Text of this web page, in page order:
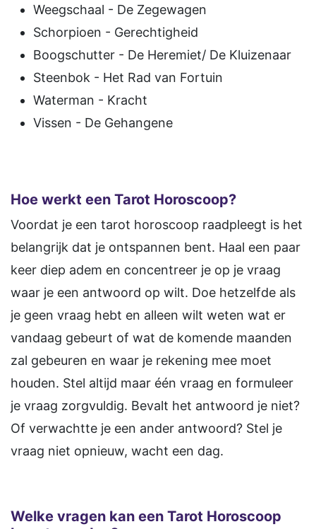
Weegschaal - De Zegewagen
Schorpioen - Gerechtigheid
Boogschutter - De Heremiet/ De Kluizenaar
Steenbok - Het Rad van Fortuin
Waterman - Kracht
Vissen - De Gehangene
Hoe werkt een Tarot Horoscoop?
Voordat je een tarot horoscoop raadpleegt is het
belangrijk dat je ontspannen bent. Haal een paar
keer diep adem en concentreer je op je vraag
waar je een antwoord op wilt. Doe hetzelfde als
je geen vraag hebt en alleen wilt weten wat er
vandaag gebeurt of wat de komende maanden
zal gebeuren en waar je rekening mee moet
houden. Stel altijd maar één vraag en formuleer
je vraag zorgvuldig. Bevalt het antwoord je niet?
Of verwachtte je een ander antwoord? Stel je
vraag niet opnieuw, wacht een dag.
Welke vragen kan een Tarot Horoscoop